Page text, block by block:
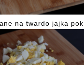
na twardo jajka